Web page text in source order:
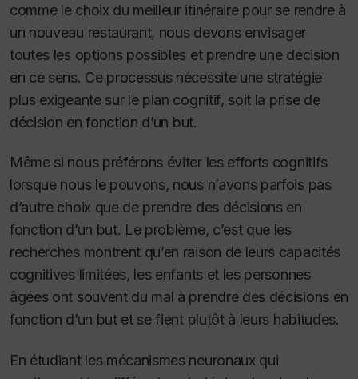
comme le choix du meilleur itinéraire pour se rendre à
un nouveau restaurant, nous devons envisager
toutes les options possibles et prendre une décision
en ce sens. Ce processus nécessite une stratégie
plus exigeante sur le plan cognitif, soit la prise de
décision enfonction d’un but.
Même si nous préférons éviter les efforts cognitifs
lorsque nous le pouvons, nous n’avons parfois pas
d’autre choix que de prendre des décisions en
fonction d’un but. Le problème, c’est que les
recherches montrent qu’en raison de leurs capacités
cognitives limitées, les enfants et les personnes
âgées ont souvent du mal à prendre des décisions en
fonction d’un but et se fient plutôt à leurs habitudes.
En étudiant les mécanismes neuronaux qui